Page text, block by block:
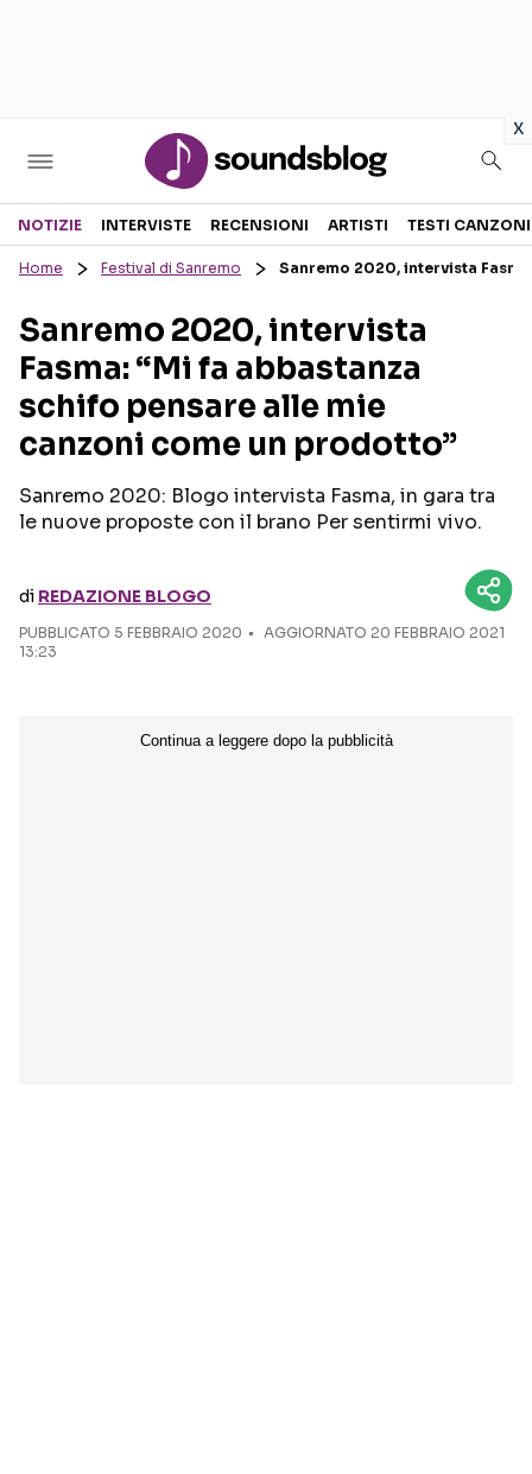
x
Sezioni
RECENSIONI MUSICALI
INTERVISTE
GOSSIP E CURIOSITÀ
TESTI CANZONI
TOUR ED EVENTI
TALENT SHOW
Seguici sui social
NOTIZIE INTERVISTE RECENSIONI ARTISTI TESTI CANZONI
Home Festival di Sanremo Sanremo 2020, intervista
Sanremo 2020, intervista
Fasma: “Mi fa abbastanza
schifo pensare alle mie
canzoni come un prodotto”
Sanremo 2020: Blogo intervista Fasma, in gara tra
le nuove proposte con il brano Per sentirmi vivo.
di REDAZIONE BLOGO
PUBBLICATO 5 FEBBRAIO 2020
AGGIORNATO 20 FEBBRAIO 2021
13:23